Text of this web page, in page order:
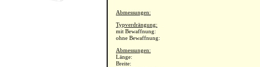
Abmessungen:
Typverdrängung:
mit Bewaffnung:
ohne Bewaffnung:
Abmessungen:
Länge:
Breite: